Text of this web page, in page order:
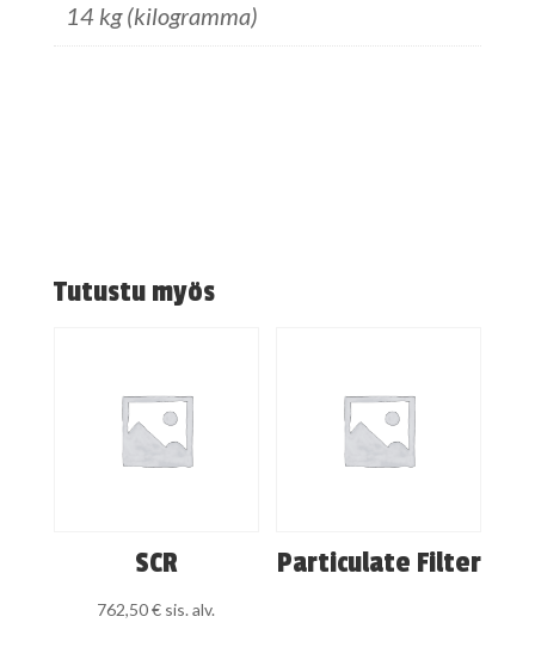
14 kg (kilogramma)
Tutustu myös
SCR
762,50€ sis. alv.
Particulate Filter